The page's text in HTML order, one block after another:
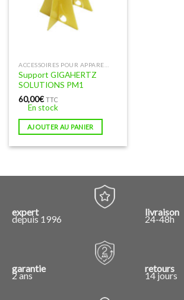
ACCESSOIRES POUR APPAREILS DE MESURE D'ONDES
Support GIGAHERTZ
SOLUTIONS PM1
60,00€ TTC
En stock
AJOUTER AU PANIER
expert
depuis 1996
livraison
24-48h
garantie
2 ans
retours
14 jours